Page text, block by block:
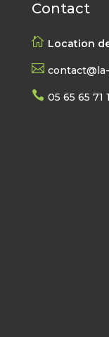
Contact
 Location

 05 65 65 71